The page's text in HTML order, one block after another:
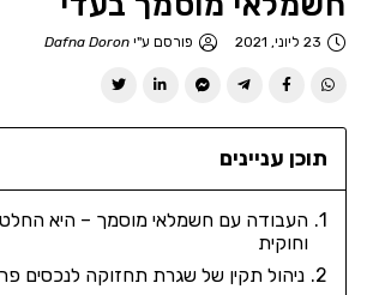
23 ליוני, 2021 פורסם ע"יDafna Doron
תוכן עניינים
העבודה עם חשמלאי מוסמך – היא
וחוקית
ניהול תקין של שגרת תחזוקה לנכסים